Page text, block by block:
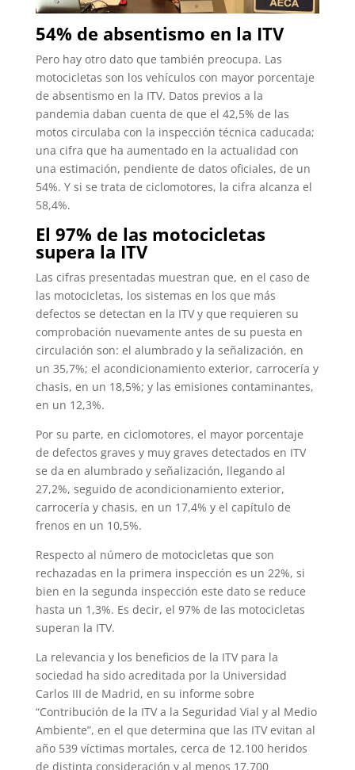
54% de absentismo en la ITV
Pero hay otro dato que también preocupa. Las
motocicletas son los vehículos con mayor porcentaje
de absentismo en la ITV. Datos previos a la
pandemia daban cuenta de que el 42,5% de las
motos circulaba con la inspección técnica caducada;
una cifra que ha aumentado en la actualidad con
una estimación, pendiente de datos oficiales, de un
54%. Y si se trata de ciclomotores, la cifra alcanza el
58,4%.
El 97% de las motocicletas
supera la ITV
Las cifras presentadas muestran que, en el caso de
las motocicletas, los sistemas en los que más
defectos se detectan en la ITV y que requieren su
comprobación nuevamente antes de su puesta en
circulación son: el alumbrado y la señalización, en
un 35,7%; el acondicionamiento exterior, carrocería y
chasis, en un 18,5%; y las emisiones contaminantes,
en un 12,3%.
Por su parte, en ciclomotores, el mayor porcentaje
de defectos graves y muy graves detectados en ITV
se da en alumbrado y señalización, llegando al
27,2%, seguido de acondicionamiento exterior,
carrocería y chasis, en un 17,4% y el capítulo de
frenos en un 10,5%.
Respecto al número de motocicletas que son
rechazadas en la primera inspección es un 22%, si
bien en la segunda inspección este dato se reduce
hasta un 1,3%. Es decir, el 97% de las motocicletas
superan la ITV.
La relevancia y los beneficios de la ITV para la
sociedad ha sido acreditada por la Universidad
Carlos III de Madrid, en su informe sobre
“Contribución de la ITV a la Seguridad Vial y al Medio
Ambiente”, en el que determina que las ITV evitan al
año 539 víctimas mortales, cerca de 12.100 heridos
de distinta consideración y al menos 17.700